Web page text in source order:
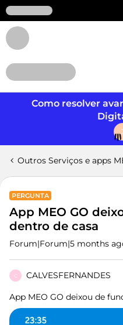
Como resolver
J
Outros Serviços e apps
PERGUNTA
App MEO GO
dentro de casa
Forum|Forum|5 months
C CALVESFERNANDES
App MEO GO deixou de